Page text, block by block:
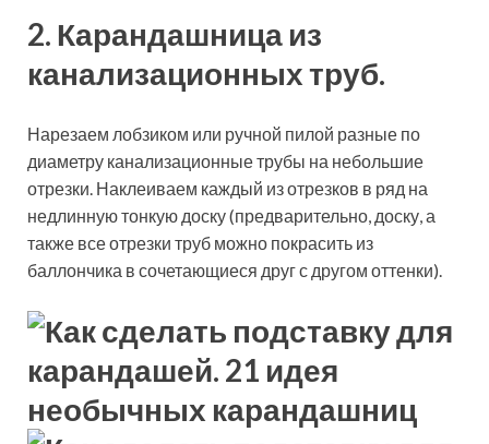
2. Карандашница из
канализационных труб.
Нарезаем лобзиком или ручной пилой разные по
диаметру канализационные трубы на небольшие
отрезки. Наклеиваем каждый из отрезков в ряд на
недлинную тонкую доску (предварительно, доску, а
также все отрезки труб можно покрасить из
баллончика в сочетающиеся друг с другом оттенки).